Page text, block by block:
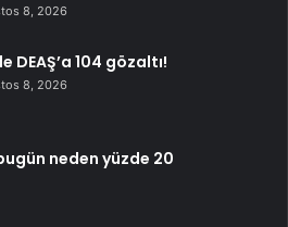
8, 2026
DEAŞ’a 104 gözaltı!
8, 2026
neden yüzde 20